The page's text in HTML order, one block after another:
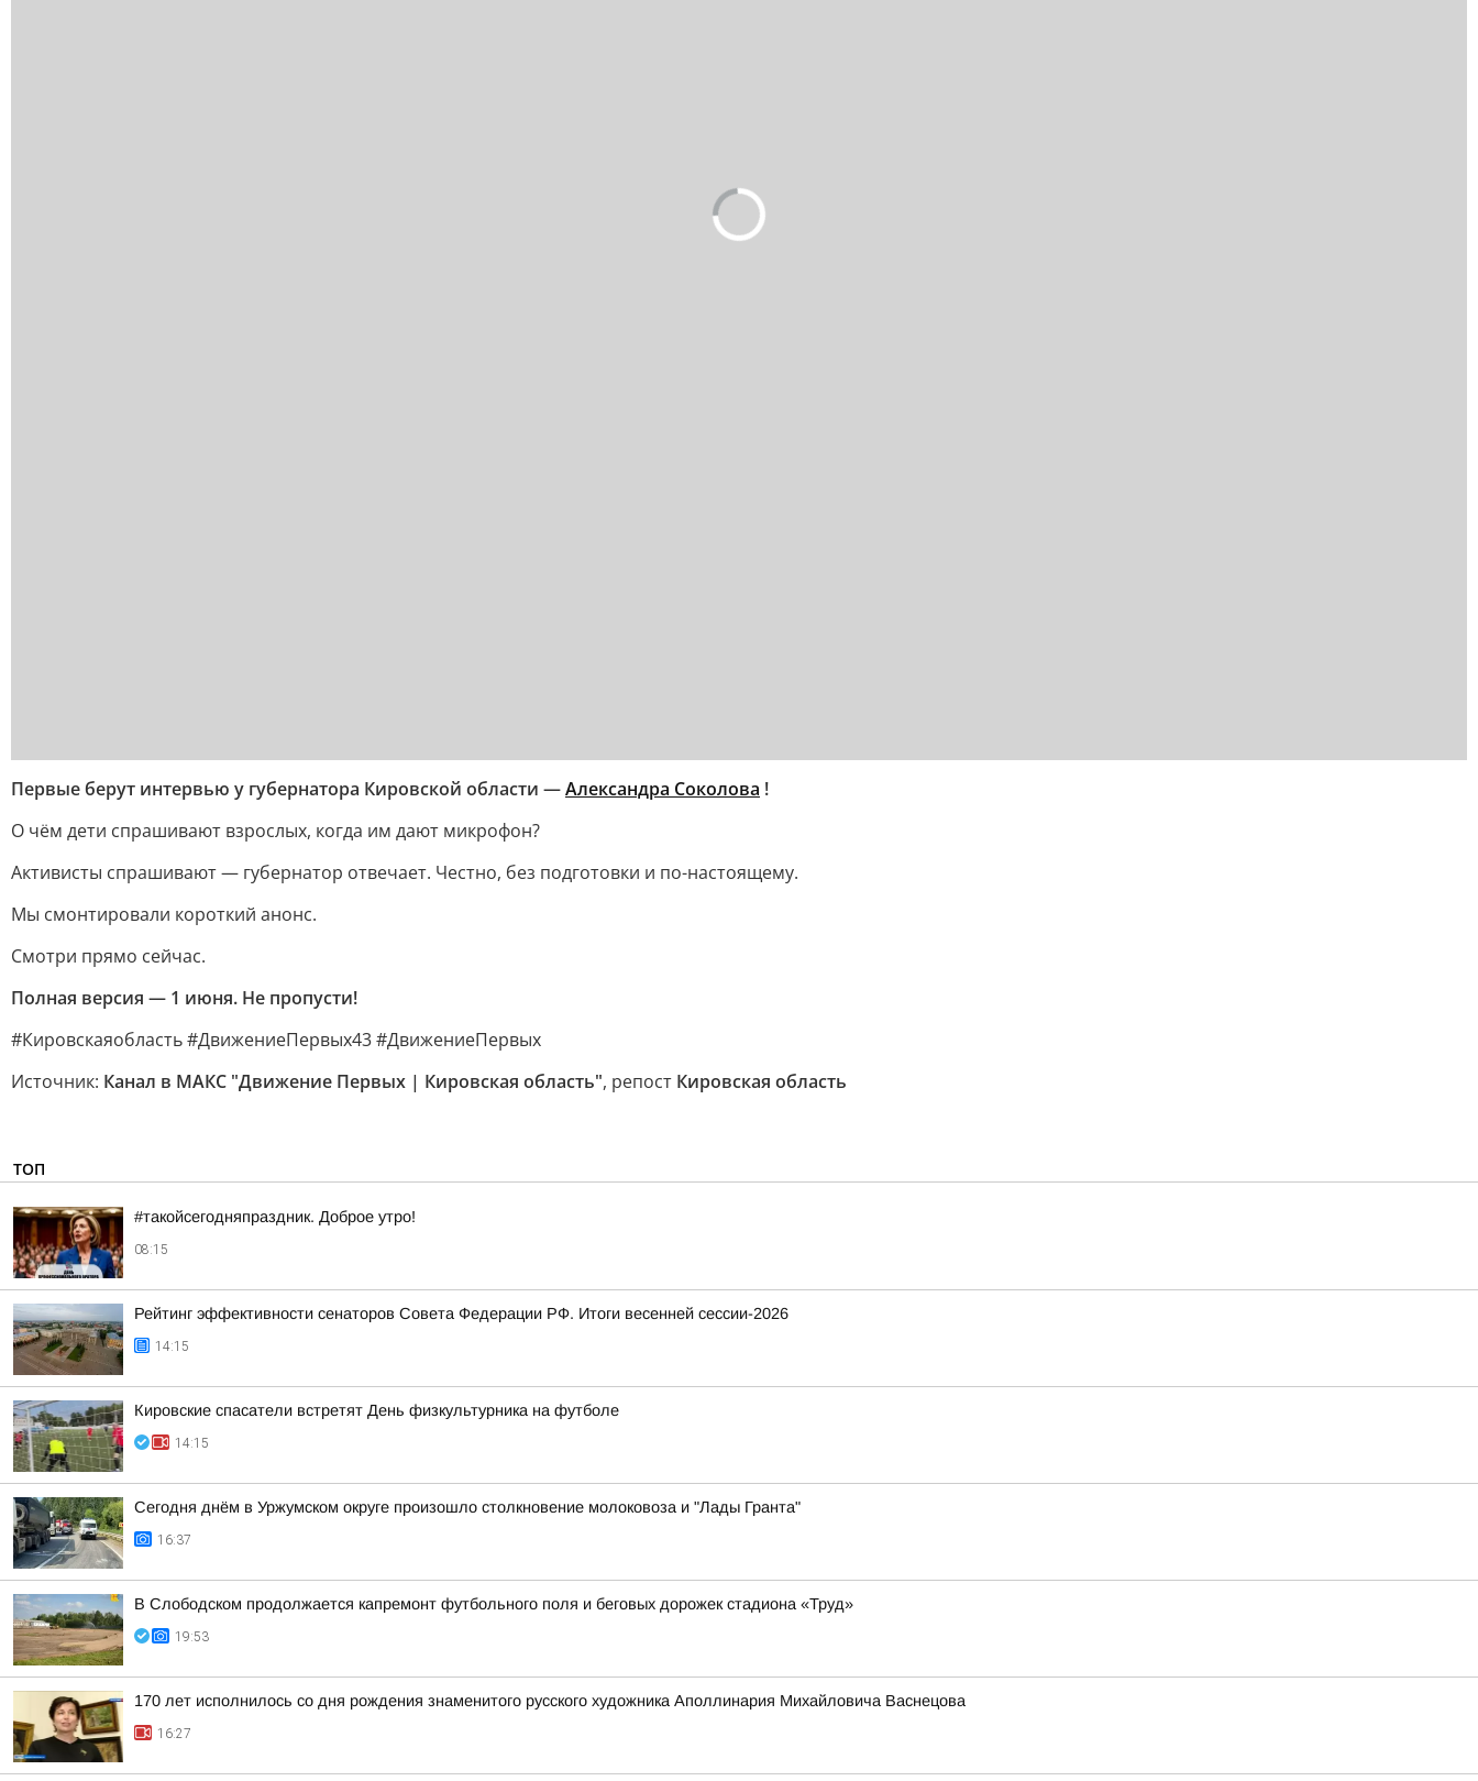
Первые берут интервью у губернатора Кировской области —Александра Соколова !
О чём дети спрашивают взрослых, когда им дают микрофон?
Активисты спрашивают — губернатор отвечает. Честно, без подготовки и по-настоящему.
Мы смонтировали короткий анонс.
Смотри прямо сейчас.
Полная версия — 1 июня. Не пропусти!
#Кировскаяобласть #ДвижениеПервых43 #ДвижениеПервых
Источник: Канал в МАКС "Движение Первых | Кировская область", репост Кировская область
ТОП
#такойсегодняпраздник. Доброе утро!
08:15
Рейтинг эффективности сенаторов Совета Федерации РФ. Итоги весенней сессии-2026
14:15
Кировские спасатели встретят День физкультурника на футболе
14:15
Сегодня днём в Уржумском округе произошло столкновение молоковоза и "Лады Гранта"
16:37
В Слободском продолжается капремонт футбольного поля и беговых дорожек стадиона «Труд»
19:53
170 лет исполнилось со дня рождения знаменитого русского художника Аполлинария Михайловича Васнецова
16:27